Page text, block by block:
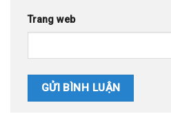
Trang web